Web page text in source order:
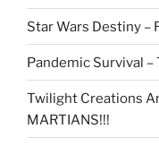
Star Wars Destiny –
Pandemic Survival –
Twilight Creations
MARTIANS!!!